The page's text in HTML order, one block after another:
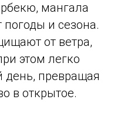
мангала
и сезона.
от ветра,
этом легко
превращая
в открытое.